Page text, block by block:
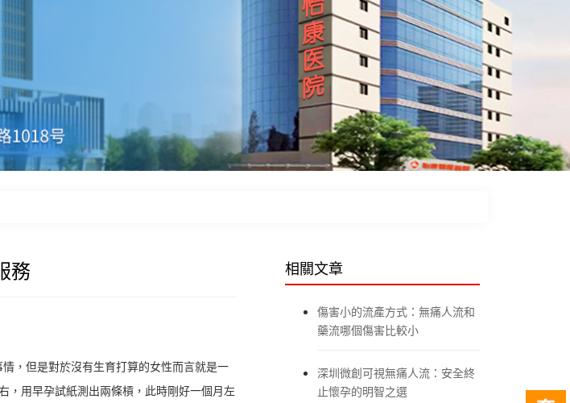
務
，但是對於沒有生育打算的女性而言就是一
，用早孕試紙測出兩條槓，此時剛好一個月左
相關文章
傷害小的流產方式：無痛人流和
藥流哪個傷害比較小
深圳微創可視無痛人流：安全終
止懷孕的明智之選